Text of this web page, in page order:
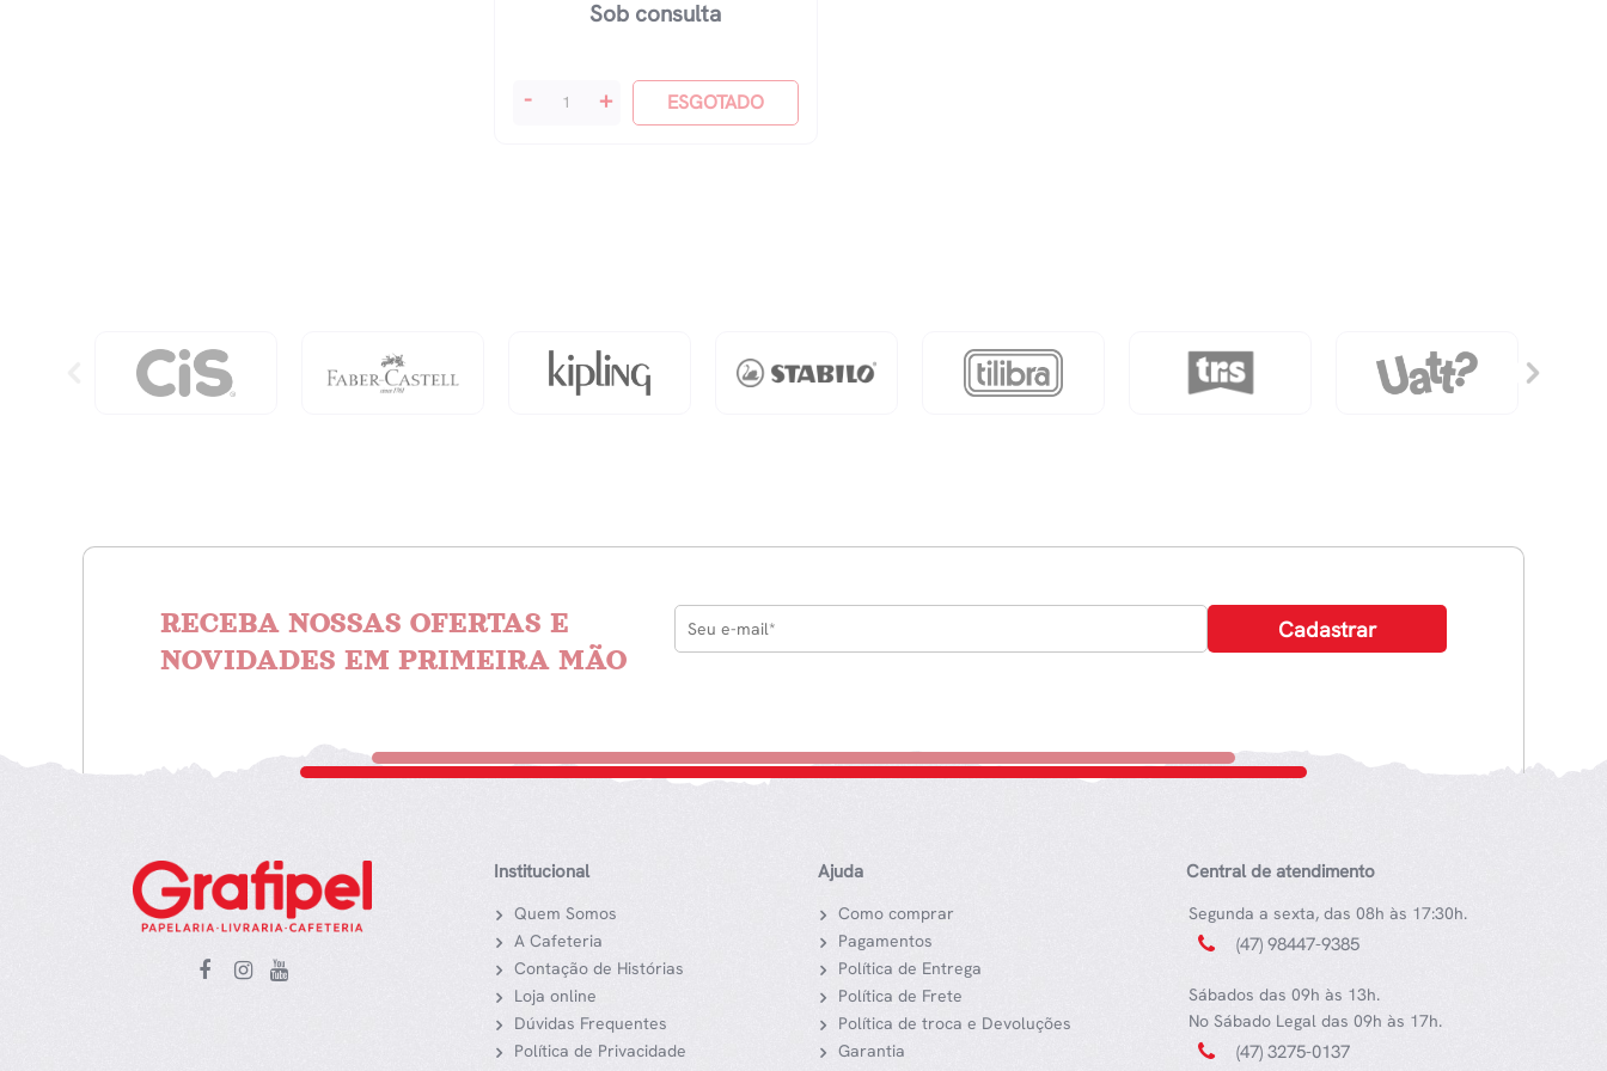
Sob consulta
O- + ESGOTADO
RECEBA NOSSAS OFERTAS E
NOVIDADES EM PRIMEIRA MÃO
Institucional
Quem Somos
A Cafeteria
Contação de Histórias
Loja online
Dúvidas Frequentes
Política de Privacidade
Ajuda
Como comprar
Pagamentos
Política de Entrega
Política de Frete
Política de troca e Devoluções
Garantia
Central de atendimento
Segunda a sexta, das 08h às 17:30h.
(47) 98447-9385
Sábados das 09h às 13h.
No Sábado Legal das 09h às 17h.
(47) 3275-0137